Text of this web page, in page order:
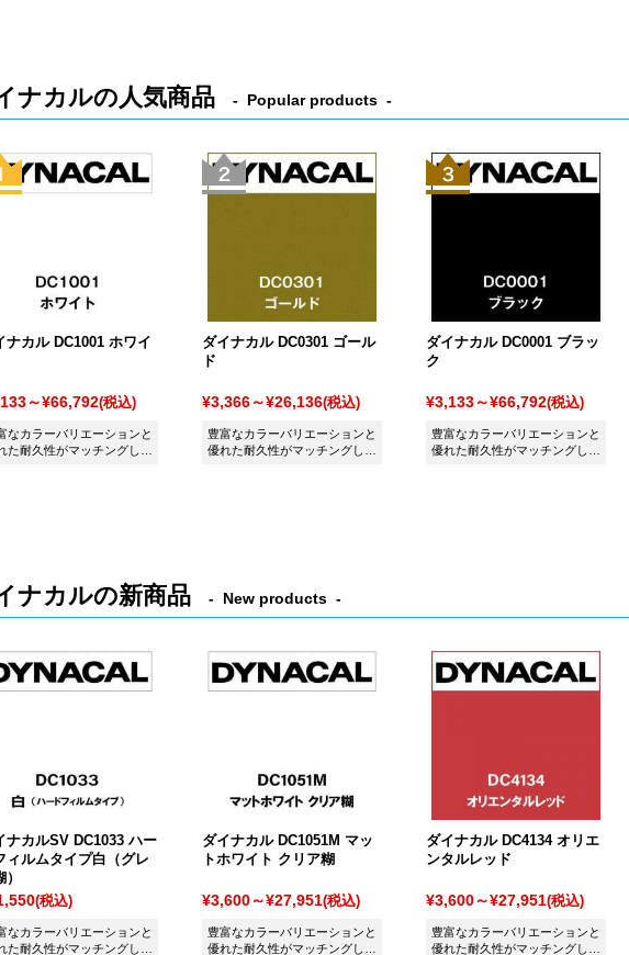
ナカルの人気商品 Popular products
ナカル DC1001 ホワイ
～¥66,792(税込)
なカラーバリエーションと
た耐久性がマッチングした
ダイナカル DC0301 ゴール
ド
¥3,366～¥26,136(税込)
豊富なカラーバリエーションと
優れた耐久性がマッチングした
ダイナカル DC0001 ブラッ
ク
¥3,133～¥66,792(税込)
豊富なカラーバリエーションと
優れた耐久性がマッチングした
ナカルの新商品 New products
ナカルSV DC1033 ハー
ィルムタイプ白（グレ
(税込)
なカラーバリエーションと
た耐久性がマッチングした
ダイナカル DC1051M マッ
トホワイト クリア糊
¥3,600～¥27,951(税込)
豊富なカラーバリエーションと
優れた耐久性がマッチングした
ダイナカル DC4134 オリエ
ンタルレッド
¥3,600～¥27,951(税込)
豊富なカラーバリエーションと
優れた耐久性がマッチングした